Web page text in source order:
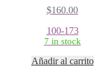
$160.00
100-173
7 in stock
Añadir al carrito